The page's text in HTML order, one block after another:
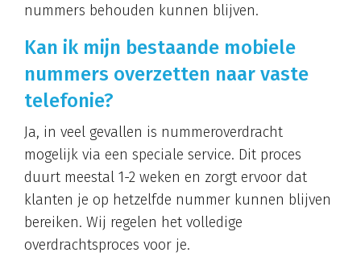
nummers behouden kunnen blijven.
Kan ik mijn bestaande mobiele
nummers overzetten naar vaste
telefonie?
Ja, in veel gevallen is nummeroverdracht
mogelijk via een speciale service. Dit proces
duurt meestal 1-2 weken en zorgt ervoor dat
klanten je op hetzelfde nummer kunnen blijven
bereiken. Wij regelen het volledige
overdrachtsproces voor je.